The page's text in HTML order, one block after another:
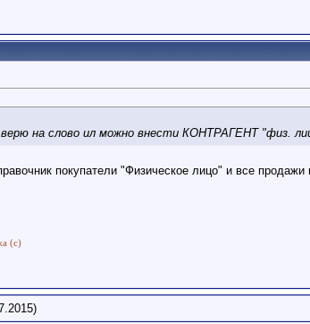
на слово ил можно внести КОНТРАГЕНТ "физ.
покупатели "Физическое лицо" и все
(с)